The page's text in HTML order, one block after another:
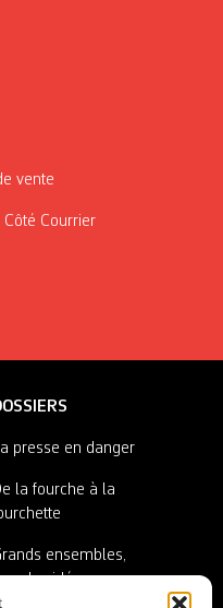
vente
Côté Courrier
presse en danger
la fourche à la
ensembles,
idées